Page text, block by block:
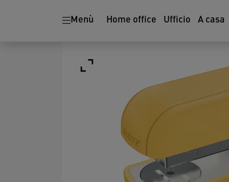
Menù Home office Ufficio A casa